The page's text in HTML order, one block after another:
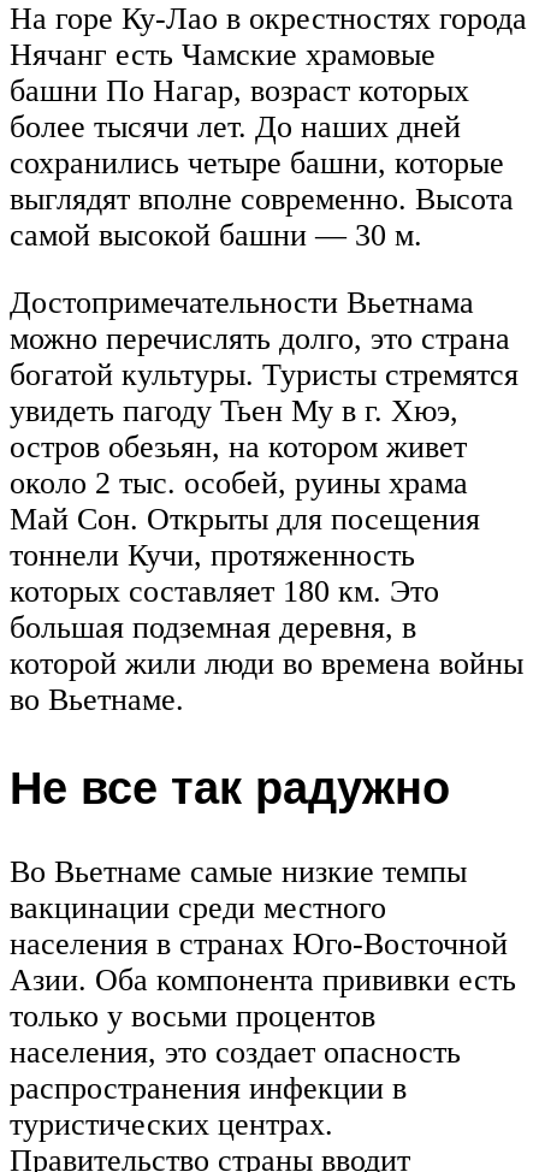
На горе Ку-Лао в окрестностях города
Нячанг есть Чамские храмовые
башни По Нагар, возраст которых
более тысячи лет. До наших дней
сохранились четыре башни, которые
выглядят вполне современно. Высота
самой высокой башни — 30 м.
Достопримечательности Вьетнама
можно перечислять долго, это страна
богатой культуры. Туристы стремятся
увидеть пагоду Тьен Му в г. Хюэ,
остров обезьян, на котором живет
около 2 тыс. особей, руины храма
Май Сон. Открыты для посещения
тоннели Кучи, протяженность
которых составляет 180 км. Это
большая подземная деревня, в
которой жили люди во времена войны
во Вьетнаме.
Не все так радужно
Во Вьетнаме самые низкие темпы
вакцинации среди местного
населения в странах Юго-Восточной
Азии. Оба компонента прививки есть
только у восьми процентов
населения, это создает опасность
распространения инфекции в
туристических центрах.
Правительство страны вводит